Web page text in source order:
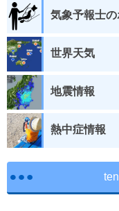
気象予報士
世界天気
地震情報
熱中症情報